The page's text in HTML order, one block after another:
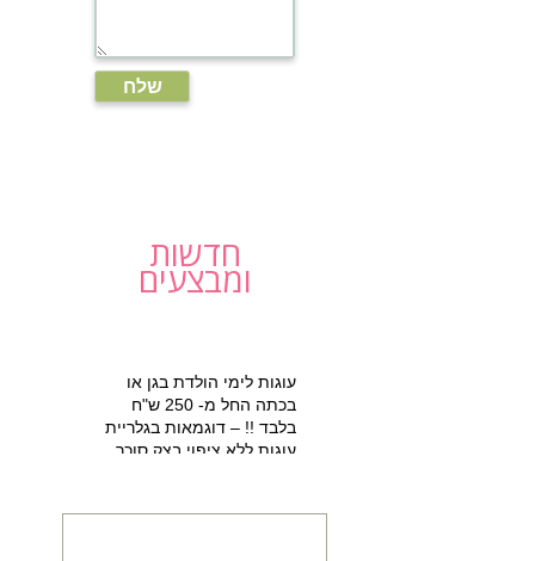
חדשות
ומבצעים
עוגות לימי הולדת בגן או
בכתה החל מ- 250 ש"ח
בלבד !! – דוגמאות בגלריית
עוגות ללא ציפוי בצק סוכר
מתוקה 15% הנחה על עוגת